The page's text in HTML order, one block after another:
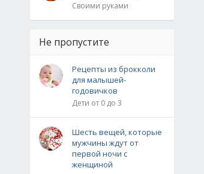
Своими руками
Не пропустите
Рецепты из брокколи
для малышей-
годовичков
Дети от 0 до 3
Шесть вещей, которые
мужчины ждут от
первой ночи с
женщиной